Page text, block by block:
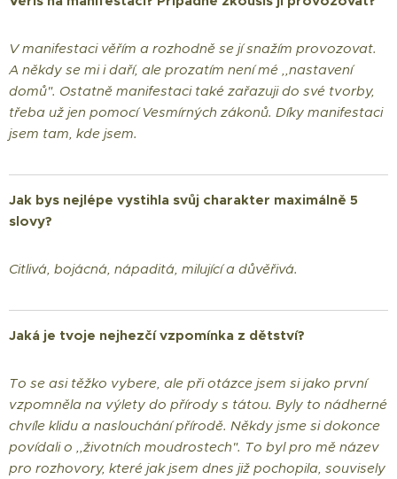
V manifestaci věřím a rozhodně se jí snažím provozovat.
A někdy se mi i daří, ale prozatím není mé ,,nastavení
domů". Ostatně manifestaci také zařazuji do své tvorby,
třeba už jen pomocí Vesmírných zákonů. Díky manifestaci
jsem tam, kde jsem.
Jak bys nejlépe vystihla svůj charakter maximálně 5
slovy?
Citlivá, bojácná, nápaditá, milující a důvěřivá.
Jaká je tvoje nejhezčí vzpomínka z dětství?
To se asi těžko vybere, ale při otázce jsem si jako první
vzpomněla na výlety do přírody s tátou. Byly to nádherné
chvíle klidu a naslouchání přírodě. Někdy jsme si dokonce
povídali o ,,životních moudrostech". To byl pro mě název
pro rozhovory, které jak jsem dnes již pochopila, souvisely